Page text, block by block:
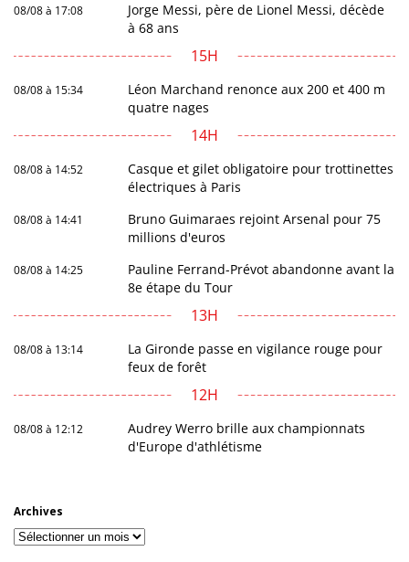
08/08 à 17:08
Jorge Messi, père de Lionel Messi, décède
à 68 ans
15H
08/08 à 15:34
Léon Marchand renonce aux 200 et 400 m
quatre nages
14H
08/08 à 14:52
Casque et gilet obligatoire pour trottinettes
électriques à Paris
08/08 à 14:41
Bruno Guimaraes rejoint Arsenal pour 75
millions d'euros
08/08 à 14:25
Pauline Ferrand-Prévot abandonne avant la
8e étape du Tour
13H
08/08 à 13:14
La Gironde passe en vigilance rouge pour
feux de forêt
12H
08/08 à 12:12
Audrey Werro brille aux championnats
d'Europe d'athlétisme
Archives
Archives